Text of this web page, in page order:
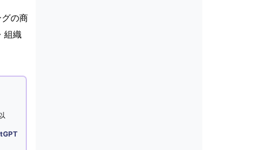
の商
組織